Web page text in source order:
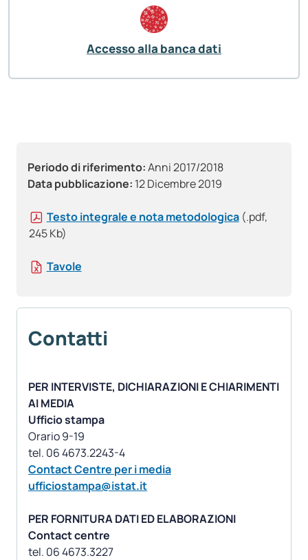
Periodo di riferimento:Anni 2017/2018
Data pubblicazione: 12 Dicembre 2019
Testo integrale e nota metodologica (.pdf,
245 Kb)
Tavole
Contatti
PER INTERVISTE, DICHIARAZIONI E CHIARIMENTI
AI MEDIA
Ufficio stampa
Orario 9-19
Contact Centre per i media
ufficiostampa@istat.it
PER FORNITURA DATI ED ELABORAZIONI
Contact centre
Accesso alla banca dati